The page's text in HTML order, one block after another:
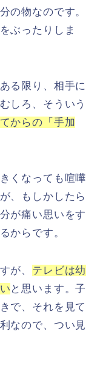
の物なのです。
ぶったりしま
る限り、相手に
しろ、そういう
からの「手加
くなっても喧嘩
、もしかしたら
が痛い思いをす
からです。
が、 テレビは幼
と思います。子
で、それを見て
なので、つい見